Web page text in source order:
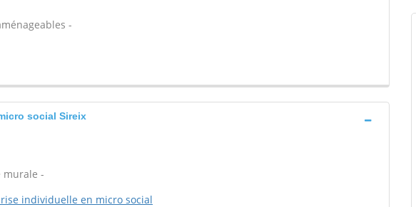
-
social Sireix
murale -
individuelle en micro social